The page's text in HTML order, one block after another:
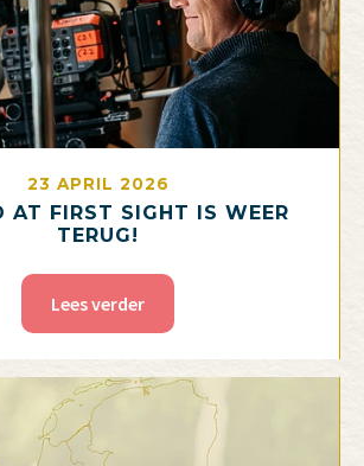
23 APRIL 2026
AT FIRST SIGHT IS WEER
TERUG!
Lees verder